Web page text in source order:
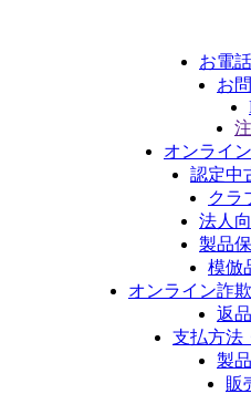
お電
お
オンライ
認定中
クラ
法人
製品
模倣
オンライン詐
返
支払方法
製
販